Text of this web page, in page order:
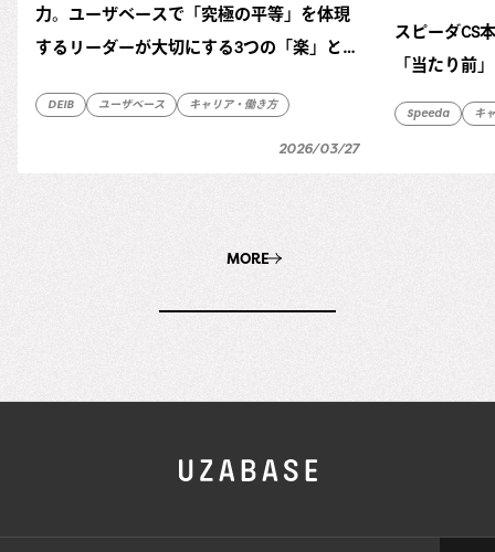
力。ユーザベースで「究極の平等」を体現
するリーダーが大切にする3つの「楽」と
DEIB ユーザベース キャリア・働き方
2026/03/27
スピーダCS
「当たり前
Speeda キ
MORE